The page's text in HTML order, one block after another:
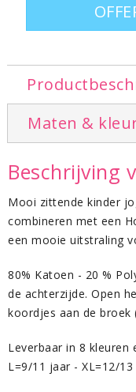
Maten &
Beschrijving
Mooi zittende kinder
combineren met een
een mooie uitstraling
80% Katoen - 20 %
de achterzijde. Open
koordjes aan de broek
Leverbaar in 8
L=9/11 jaar - XL=12/